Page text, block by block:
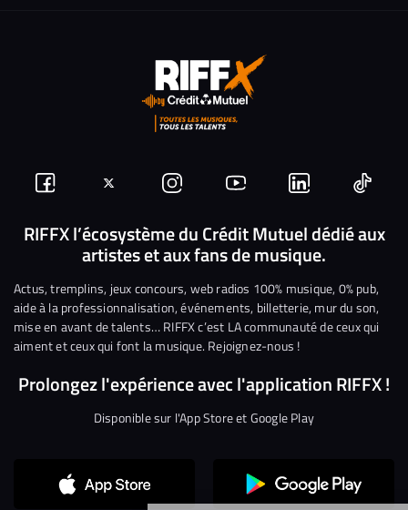
Suivez-
nous
Facebook
Suivez-
nous
sur
Twitter
Nous
rejoindre
sur
Instagram
Nous
rejoindre
sur
YouTube
Nous
rejoindre
sur
Linkedin
Nous
RIFFX l’écosystème du Crédit Mutuel dédié aux
artistes et aux fans de musique.
Actus, tremplins, jeux concours, web radios 100% musique, 0% pub,
aide à la professionnalisation, événements, billetterie, mur du son,
mise en avant de talents… RIFFX c’est LA communauté de ceux qui
aiment et ceux qui font la musique. Rejoignez-nous !
Prolongez l'expérience avec l'application RIFFX !
Disponible sur l'App Store et Google Play